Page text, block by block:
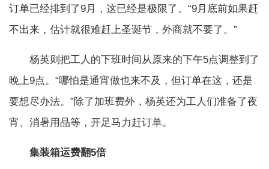
订单已经排到了9月，这已经是极限了。“9月底前如果赶
不出来，估计就很难赶上圣诞节，外商就不要了。”
杨英则把工人的下班时间从原来的下午5点调整到了
晚上9点。“哪怕是通宵做也来不及，但订单在这，还是
要想尽办法。”除了加班费外，杨英还为工人们准备了夜
宵、消暑用品等，开足马力赶订单。
集装箱运费翻5倍